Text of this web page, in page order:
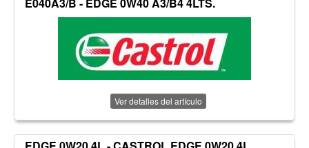
Ver detalles del artículo